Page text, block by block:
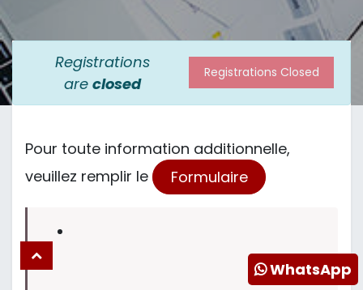
Registrations
areclosed
Registrations Closed
Pour toute information additionnelle,
veuillez remplir le
Formulaire
WhatsApp